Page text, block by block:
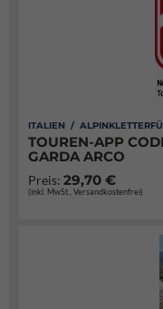
ITALIEN /
TOUREN-APP
GARDA ARCO
Preis: 29,70 €
(inkl. MwSt., Versandkostenfrei)